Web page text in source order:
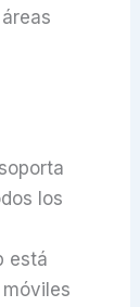
los
está